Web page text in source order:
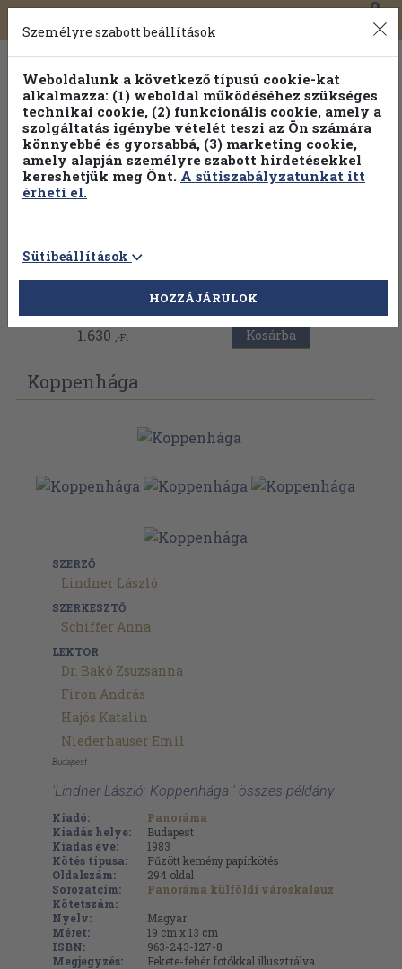
Toggle
navigation
0
Válogasson több mint 30 000 kötet közül
Hobbi témakörökben20% kedvezménnyel!
Vissza az előző oldalra
1.630 ,-Ft Kosárba
Koppenhága
SZERZŐ
Lindner László
SZERKESZTŐ
Schiffer Anna
LEKTOR
Dr. Bakó Zsuzsanna
Firon András
Hajós Katalin
Niederhauser Emil
Budapest
'Lindner László: Koppenhága ' összes példány
Kiadó:
Panoráma
Kiadás helye:
Budapest
Kiadás éve:
1983
Kötés típusa:
Fűzött kemény papírkötés
Oldalszám:
294 oldal
Sorozatcím:
Panoráma külföldi városkalauz
Kötetszám:
Nyelv:
Magyar
Méret:
19 cm x 13 cm
ISBN:
963-243-127-8
Megjegyzés:
Fekete-fehér fotókkal illusztrálva.
Személyre szabott beállítások
Weboldalunk a következő típusú cookie-kat
alkalmazza: (1) weboldal működéséhez szükséges
technikai cookie, (2) funkcionális cookie, amely a
szolgáltatás igénybe vételét teszi az Ön számára
könnyebbé és gyorsabbá, (3) marketing cookie,
amely alapján személyre szabott hirdetésekkel
kereshetjük meg Önt. A sütiszabályzatunkat itt
érheti el.
Sütibeállítások
HOZZÁJÁRULOK